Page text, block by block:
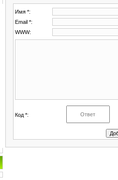
Имя *:
Email *:
WWW:
Код *: